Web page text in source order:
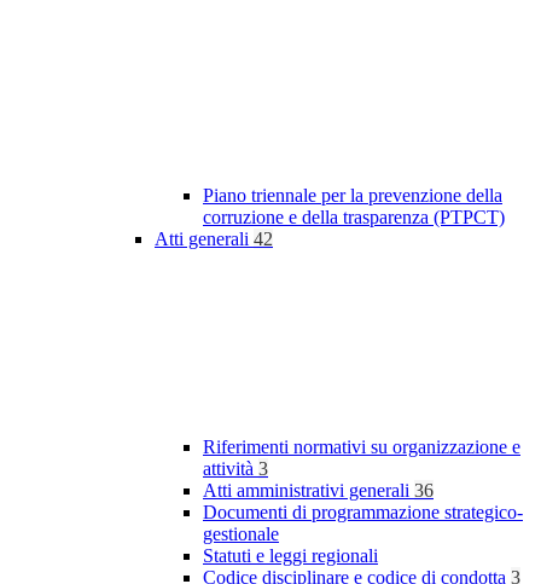
Piano triennale per la prevenzione della
corruzione e della trasparenza (PTPCT)
Atti generali 42
Riferimenti normativi su organizzazione e
attività 3
Atti amministrativi generali 36
Documenti di programmazione strategico-
gestionale
Statuti e leggi regionali
Codice disciplinare e codice di condotta 3